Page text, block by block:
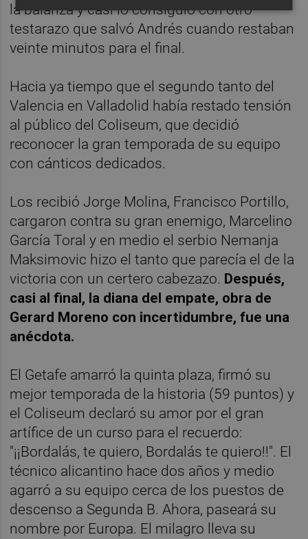
la balanza y casi lo consiguió con otro
testarazo que salvó Andrés cuando restaban
veinte minutos para el final.
Hacia ya tiempo que el segundo tanto del
Valencia en Valladolid había restado tensión
al público del Coliseum, que decidió
reconocer la gran temporada de su equipo
con cánticos dedicados.
Los recibió Jorge Molina, Francisco Portillo,
cargaron contra su gran enemigo, Marcelino
García Toral y en medio el serbio Nemanja
Maksimovic hizo el tanto que parecía el de la
victoria con un certero cabezazo. Después,
casi al final, la diana del empate, obra de
Gerard Moreno con incertidumbre, fue una
anécdota.
El Getafe amarró la quinta plaza, firmó su
mejor temporada de la historia (59 puntos) y
el Coliseum declaró su amor por el gran
artífice de un curso para el recuerdo:
"¡¡Bordalás, te quiero, Bordalás te quiero!!". El
técnico alicantino hace dos años y medio
agarró a su equipo cerca de los puestos de
descenso a Segunda B. Ahora, paseará su
nombre por Europa. El milagro lleva su